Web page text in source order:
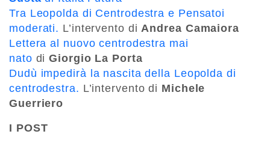
Tra Leopolda di Centrodestra e Pensatoi
moderati. L’intervento diAndrea Camaiora
Lettera al nuovo centrodestra mai
nato diGiorgio La Porta
Dudù impedirà la nascita della Leopolda di
centrodestra. L’intervento di Michele
Guerriero
I POST